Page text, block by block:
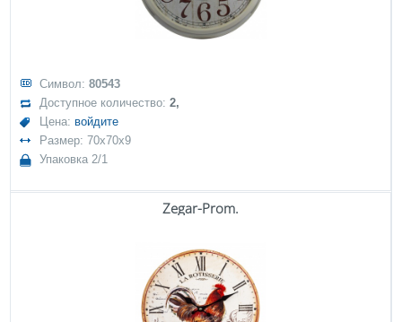
Символ:80543
Доступное количество:2,
Цена: войдите
Размер: 70x70x9
Упаковка 2/1
Zegar-Prom.